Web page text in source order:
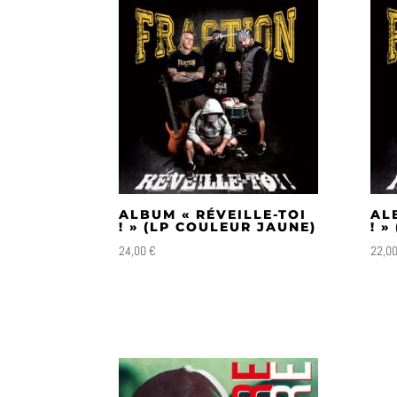
plus
récent
au
plus
ancien
ALBUM « RÉVEILLE-TOI
! » (LP COULEUR JAUNE)
24,00€
! »
22,00